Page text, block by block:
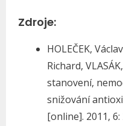
Zdroje:
HOLEČEK,
Richard,
stanovení,
snižování
[online]. 2011, 6: